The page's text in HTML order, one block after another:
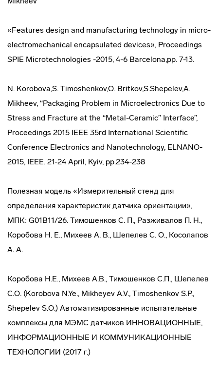
«Features design and manufacturing technology in micro-
electromechanical encapsulated devices», Proceedings
SPIE Microtechnologies -2015, 4-6 Barcelona,pp. 7-13.
N. Korobova,S. Timoshenkov,O. Britkov,S.Shepelev,A.
Mikheev, “Packaging Problem in Microelectronics Due to
Stress and Fracture at the “Metal-Ceramic” Interface”,
Proceedings 2015 IEEE 35rd International Scientific
Conference Electronics and Nanotechnology, ELNANO-
2015, IEEE. 21-24 April, Kyiv, pp.234-238
Полезная модель «Измерительный стенд для
определения характеристик датчика ориентации»,
МПК: G01B11/26. Тимошенков С. П., Разживалов П. Н.,
Коробова Н. Е., Михеев А. В., Шепелев С. О., Косолапов
А. А.
Коробова Н.Е., Михеев А.В., Тимошенков С.П., Шепелев
С.О. (Korobova N.Ye., Mikheyev A.V., Timoshenkov S.P.,
Shepelev S.O.) Автоматизированные испытательные
комплексы для МЭМС датчиков ИННОВАЦИОННЫЕ,
ИНФОРМАЦИОННЫЕ И КОММУНИКАЦИОННЫЕ
ТЕХНОЛОГИИ (2017 г.)